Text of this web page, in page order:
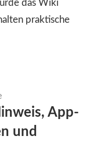
das Wiki
praktische
App-
und